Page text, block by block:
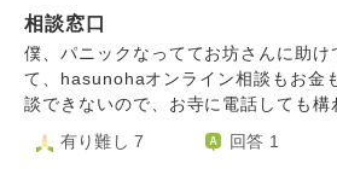
内容なのかをお教えくださると嬉しいです。 お忙
ろ恐縮ですが、ご回答くださると幸い
読んでくださり、ありがとうございま
ことだったのでお参りに多めにお金を入れ
お聞きしたいのですが。 わたしは所
いうものにはなっておらず、特に決ま
になっているというわけではありませ
お寺にも、お礼の気持ちを伝えるのは
相談窓口
僕、パニックなっててお坊さんに助け
て、hasunohaオンライン相談もお金
談できないので、お寺に電話しても構わ
的に不安定が続いてて寂しい時や緊急
さい。
有り難し 7 回答 1